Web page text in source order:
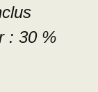
: 30 %